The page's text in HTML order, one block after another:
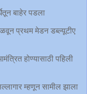
बाहेर पडला
प्रथम मेडन डब्ल्यूटीए
होण्यासाठी पहिली
म्हणून सामील झाला